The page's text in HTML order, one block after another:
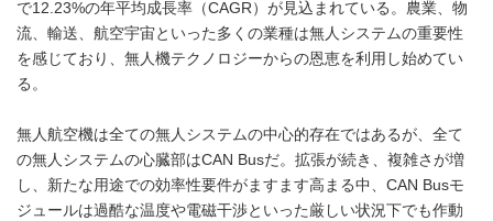
で12.23%の年平均成長率（CAGR）が見込まれている。農業、物
流、輸送、航空宇宙といった多くの業種は無人システムの重要性
を感じており、無人機テクノロジーからの恩恵を利用し始めてい
る。
無人航空機は全ての無人システムの中心的存在ではあるが、全て
の無人システムの心臓部はCAN Busだ。拡張が続き、複雑さが増
し、新たな用途での効率性要件がますます高まる中、CAN Busモ
ジュールは過酷な温度や電磁干渉といった厳しい状況下でも作動